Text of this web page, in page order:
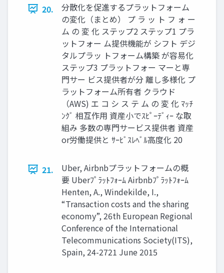
20.
分散化を促進するプラットフォーム
の変化（まとめ） プ ラ ッ ト フ ォ ー
ム の 変 化 ステップ2 ステップ1 プラ
ットフォー ム提供機能が シフト デジ
タルプラッ トフォーム構築 が容易化
ステップ3 プラットフォー マーと専
門サー ビス提供者が分 離し多様化 プ
ラットフォーム所有者 クラウド
（AWS) エ コ シ ス テ ム の 変 化 ﾏｯﾁ
ﾝｸﾞ 相互作用 資産小でｽﾋﾟｰﾃﾞｨｰ な取
組み 多数の専門サービス提供者 資産
or労働提供と ｻｰﾋﾞｽﾚﾍﾞﾙ高度化 20
21.
Uber, Airbnbプラットフォームの概
要 Uberﾌﾟﾗｯﾄﾌｫｰﾑ Airbnbﾌﾟﾗｯﾄﾌｫｰﾑ
Henten, A., Windekilde, I.,
“Transaction costs and the sharing
economy”, 26th European Regional
Conference of the International
Telecommunications Society(ITS),
Spain, 24-2721 June 2015